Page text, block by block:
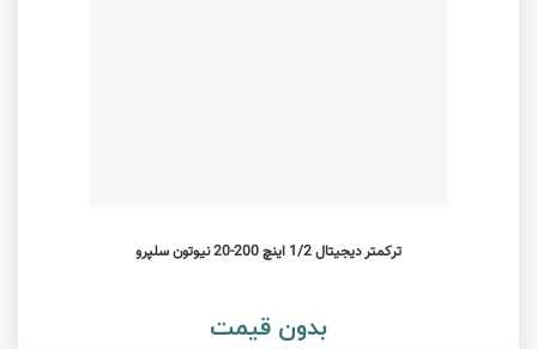
ترکمتر دیجیتال 1/2 اینچ 200-20 نیوتون سلپرو
بدون قیمت